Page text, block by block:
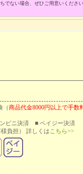
でない場合、ぜひご用意いください
（商品代金8000円以上で手数
ンビニ決済 ■ ペイジー決済
様負担） 詳しくはこちら>>